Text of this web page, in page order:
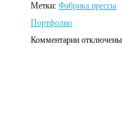
Метки: Фабрика прессы
Портфолио
Комментарии отключены